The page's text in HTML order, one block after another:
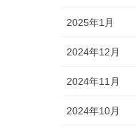
2025年1月
2024年12月
2024年11月
2024年10月